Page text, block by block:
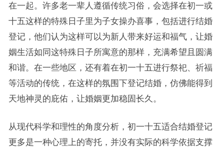
在一起。许多老一辈人遵循传统习俗，会选择在初一或
十五这样的特殊日子里为子女操办喜事，包括进行结婚
登记，他们认为这样可以为新人带来好运和福气，让婚
姻生活如同这特殊日子所寓意的那样，充满希望且圆满
和谐。在一些地区，还有着在初一十五进行祭祀、祈福
等活动的传统，在这样的氛围下登记结婚，仿佛能得到
天地神灵的庇佑，让婚姻更加稳固长久。
从现代科学和理性的角度分析，初一十五适合结婚登记
更多是一种心理上的寄托，并没有实际的科学依据支撑